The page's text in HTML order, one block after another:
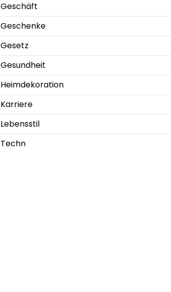
Geschäft
Geschenke
Gesetz
Gesundheit
Heimdekoration
Karriere
Lebensstil
Techn